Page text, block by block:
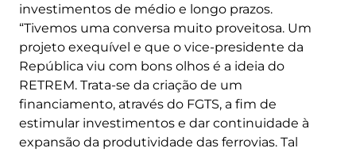
investimentos de médio e longo prazos.
“Tivemos uma conversa muito proveitosa. Um
projeto exequível e que o vice-presidente da
República viu com bons olhos é a ideia do
RETREM. Trata-se da criação de um
financiamento, através do FGTS, a fim de
estimular investimentos e dar continuidade à
expansão da produtividade das ferrovias. Tal